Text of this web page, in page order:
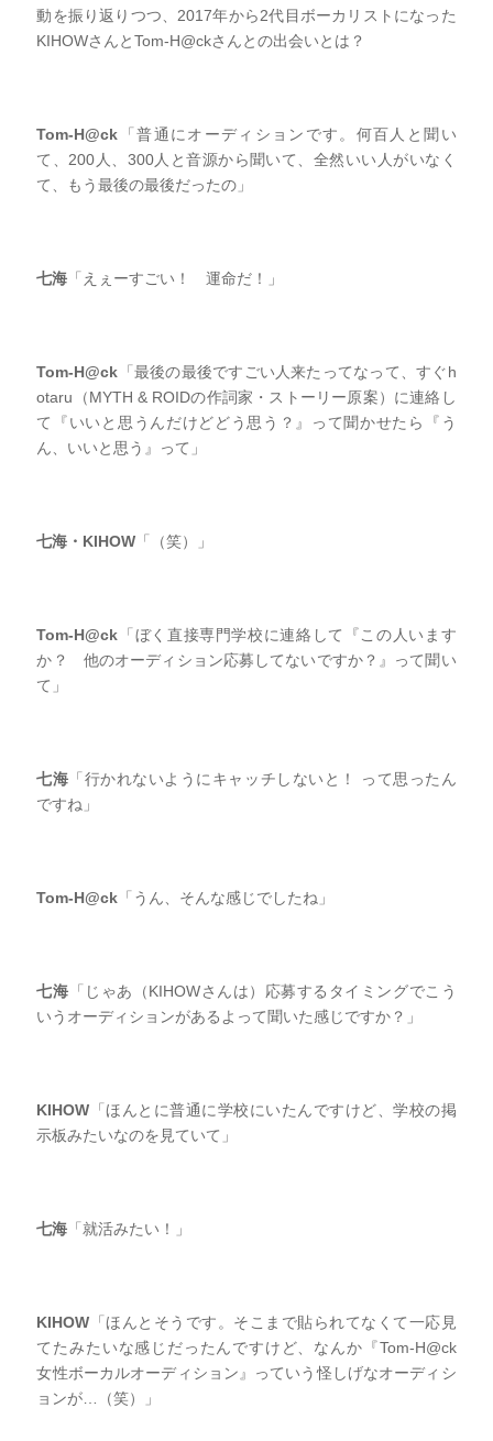
動を振り返りつつ、2017年から2代目ボーカリストになった
KIHOWさんとTom-H@ckさんとの出会いとは？
Tom-H@ck 「普通にオーディションです。何百人と聞い
て、200人、300人と音源から聞いて、全然いい人がいなく
て、もう最後の最後だったの」
七海 「えぇーすごい！ 運命だ！」
Tom-H@ck 「最後の最後ですごい人来たってなって、すぐh
otaru（MYTH & ROIDの作詞家・ストーリー原案）に連絡し
て『いいと思うんだけどどう思う？』って聞かせたら『う
ん、いいと思う』って」
七海・KIHOW 「（笑）」
Tom-H@ck 「ぼく直接専門学校に連絡して『この人います
か？ 他のオーディション応募してないですか？』って聞い
て」
七海 「行かれないようにキャッチしないと！ って思ったん
ですね」
Tom-H@ck 「うん、そんな感じでしたね」
七海 「じゃあ（KIHOWさんは）応募するタイミングでこう
いうオーディションがあるよって聞いた感じですか？」
KIHOW 「ほんとに普通に学校にいたんですけど、学校の掲
示板みたいなのを見ていて」
七海 「就活みたい！」
KIHOW 「ほんとそうです。そこまで貼られてなくて一応見
てたみたいな感じだったんですけど、なんか『Tom-H@ck
女性ボーカルオーディション』っていう怪しげなオーディシ
ョンが…（笑）」